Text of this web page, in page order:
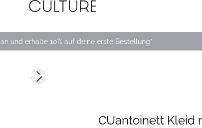
an und erhalte 10% auf deine erste Bestellung*
Next slide
CUantoinett Kleid